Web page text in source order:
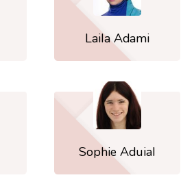
Laila Adami
Sophie Aduial